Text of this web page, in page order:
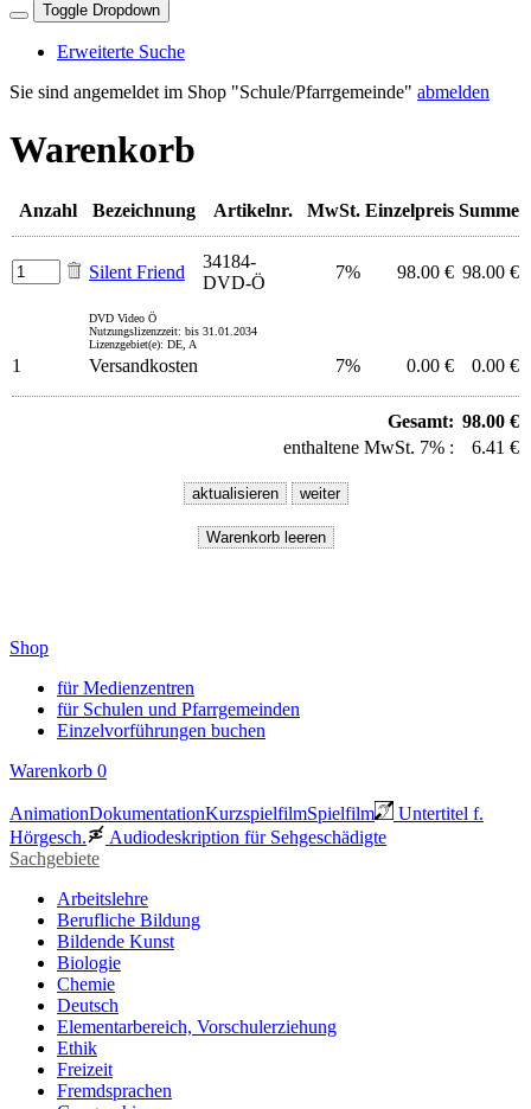
Toggle Dropdown
Erweiterte Suche
Sie sind angemeldet im Shop "Schule/Pfarrgemeinde" abmelden
Warenkorb
Anzahl Bezeichnung Artikelnr. MwSt. Einzelpreis Summe
Silent Friend
34184-
DVD-Ö
7% 98.00 € 98.00 €
DVD Video Ö
Nutzungslizenzzeit: bis 31.01.2034
Lizenzgebiet(e): DE, A
1 Versandkosten 7% 0.00 € 0.00 €
Gesamt: 98.00 €
enthaltene MwSt. 7% :
6.41 €
Shop
für Medienzentren
für Schulen und Pfarrgemeinden
Einzelvorführungen buchen
Warenkorb 0
AnimationDokumentationKurzspielfilmSpielfilm
Untertitel f.
Hörgesch.
Audiodeskription für Sehgeschädigte
Sachgebiete
Arbeitslehre
Berufliche Bildung
Bildende Kunst
Biologie
Chemie
Deutsch
Elementarbereich, Vorschulerziehung
Ethik
Freizeit
Fremdsprachen